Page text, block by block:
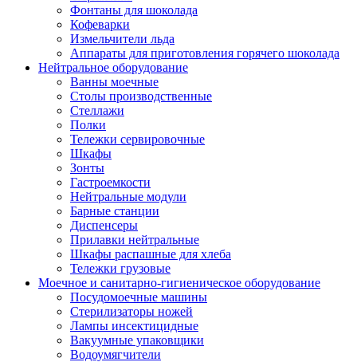
Фонтаны для шоколада
Кофеварки
Измельчители льда
Аппараты для приготовления горячего шоколада
Нейтральное оборудование
Ванны моечные
Столы производственные
Стеллажи
Полки
Тележки сервировочные
Шкафы
Зонты
Гастроемкости
Нейтральные модули
Барные станции
Диспенсеры
Прилавки нейтральные
Шкафы распашные для хлеба
Тележки грузовые
Моечное и санитарно-гигиеническое оборудование
Посудомоечные машины
Стерилизаторы ножей
Лампы инсектицидные
Вакуумные упаковщики
Водоумягчители